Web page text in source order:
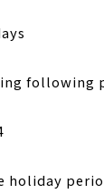
following
holiday